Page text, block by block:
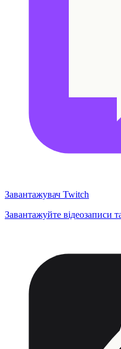
Завантажувач Twitch
Завантажуйте відеозаписи